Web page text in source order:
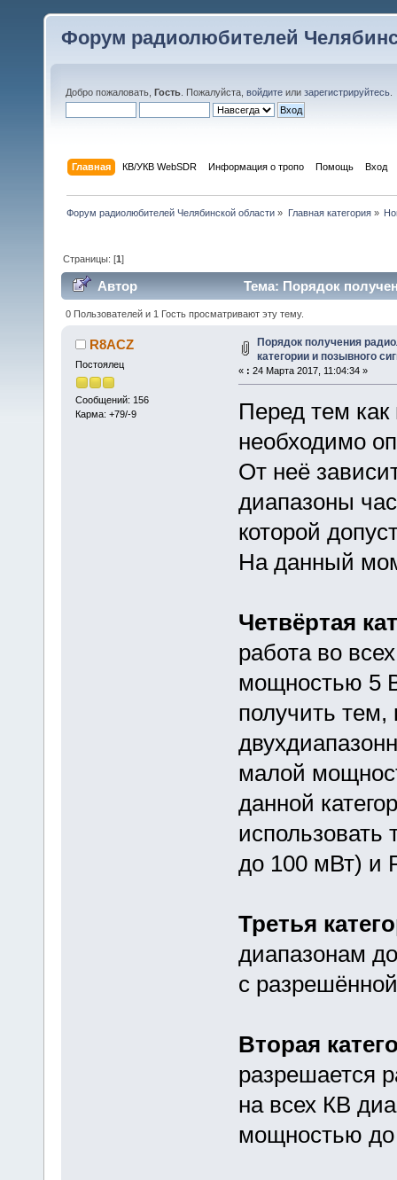
Форум радиолюбителей
Добро пожаловать, Гость . Пожалуйста, войдите или зарегистрируйтесь
Главная КВ/УКВ WebSDR Информация о тропо Помощь Вход
Форум радиолюбителей Челябинской области » Главная категория»
Страницы: [1]
Автор
Тема: Порядок
(Прочитано 73365 раз)
0 Пользователей и 1 Гость просматривают эту тему.
R8ACZ
Постоялец
Сообщений: 156
Карма: +79/-9
Порядок получения
категории и позывного
« : 24 Марта 2017, 11:04:34 »
Перед тем как
необходимо
От неё
диапазоны
которой
На данный
Четвёртая
работа во
мощностью 5
получить тем,
малой
данной
использовать
до 100 мВт) и
Третья
диапазонам
с
Вторая
разрешается
на всех КВ
мощностью до